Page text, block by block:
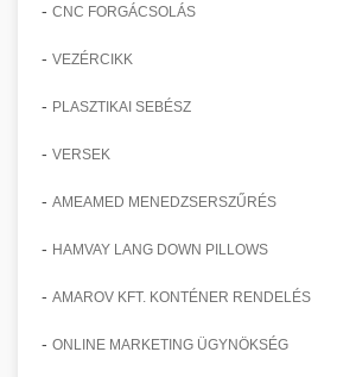
- CNC FORGÁCSOLÁS
- VEZÉRCIKK
- PLASZTIKAI SEBÉSZ
- VERSEK
- AMEAMED MENEDZSERSZŰRÉS
- HAMVAY LANG DOWN PILLOWS
- AMAROV KFT. KONTÉNER RENDELÉS
- ONLINE MARKETING ÜGYNÖKSÉG